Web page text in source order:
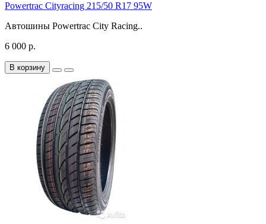
Powertrac Cityracing 215/50 R17 95W
Автошины Powertrac City Racing..
6 000 р.
В корзину